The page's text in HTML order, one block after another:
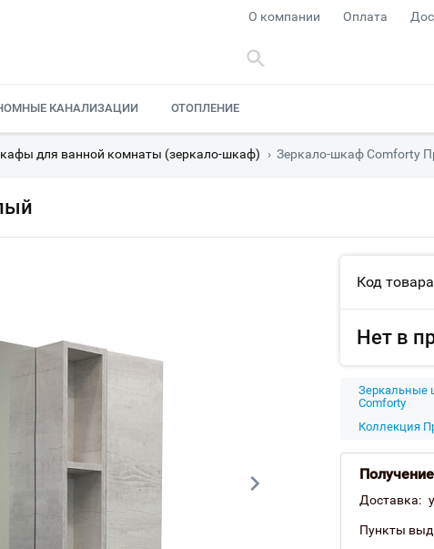
О компании Оплата
КАНАЛИЗАЦИИ ОТОПЛЕНИЕ
для ванной комнаты (зеркало-шкаф) › Зеркало-шкаф Comforty
Код
Нет в
Зеркальные
Comforty
Коллекция
Доставка:
Пункты